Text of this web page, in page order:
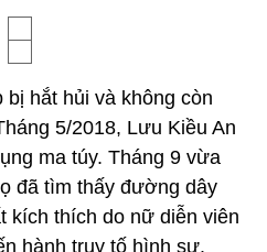
hắt hủi và không còn
5/2018, Lưu Kiều An
ma túy. Tháng 9 vừa
đã tìm thấy đường dây
kích thích do nữ diễn viên
hành truy tố hình sự.